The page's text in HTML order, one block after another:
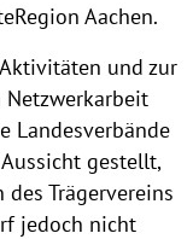
Aachen.
und zur
Landesverbände
gestellt,
Trägervereins
jedoch nicht